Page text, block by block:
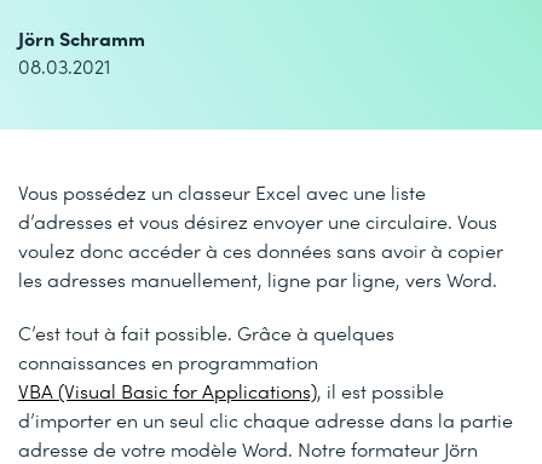
Jörn Schramm
08.03.2021
Vous possédez un classeur Excel avec une liste
d’adresses et vous désirez envoyer une circulaire. Vous
voulez donc accéder à ces données sans avoir à copier
les adresses manuellement, ligne par ligne, vers Word.
C’est tout à fait possible. Grâce à quelques
connaissances en programmation
VBA (Visual Basic for Applications), il est possible
d’importer en un seul clic chaque adresse dans la partie
adresse de votre modèle Word. Notre formateur Jörn